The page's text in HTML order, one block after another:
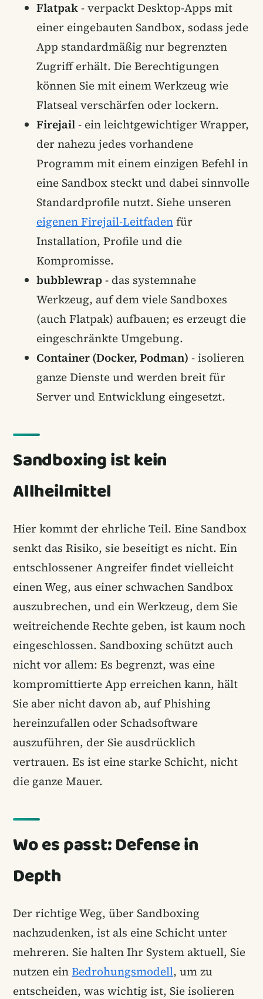
Flatpak- verpackt Desktop-Apps mit
einer eingebauten Sandbox, sodass jede
App standardmäßig nur begrenzten
Zugriff erhält. Die Berechtigungen
können Sie mit einem Werkzeug wie
Flatseal verschärfen oder lockern.
Firejail- ein leichtgewichtiger Wrapper,
der nahezu jedes vorhandene
Programm mit einem einzigen Befehl in
eine Sandbox steckt und dabei sinnvolle
Standardprofile nutzt. Siehe unseren
eigenen Firejail-Leitfadenfür
Installation, Profile und die
Kompromisse.
bubblewrap- das systemnahe
Werkzeug, auf dem viele Sandboxes
(auch Flatpak) aufbauen; es erzeugt die
eingeschränkte Umgebung.
Container (Docker, Podman) - isolieren
ganze Dienste und werden breit für
Server und Entwicklung eingesetzt.
Sandboxing ist kein
Allheilmittel
Hier kommt der ehrliche Teil. Eine Sandbox
senkt das Risiko, sie beseitigt es nicht. Ein
entschlossener Angreifer findet vielleicht
einen Weg, aus einer schwachen Sandbox
auszubrechen, und ein Werkzeug, dem Sie
weitreichende Rechte geben, ist kaum noch
eingeschlossen. Sandboxing schützt auch
nicht vor allem: Es begrenzt, was eine
kompromittierte App erreichen kann, hält
Sie aber nicht davon ab, auf Phishing
hereinzufallen oder Schadsoftware
auszuführen, der Sie ausdrücklich
vertrauen. Es ist eine starke Schicht, nicht
die ganze Mauer.
Wo es passt: Defense in
Depth
Der richtige Weg, über Sandboxing
nachzudenken, ist als eine Schicht unter
mehreren. Sie halten Ihr System aktuell, Sie
nutzen einBedrohungsmodell, um zu
entscheiden, was wichtig ist, Sie isolieren